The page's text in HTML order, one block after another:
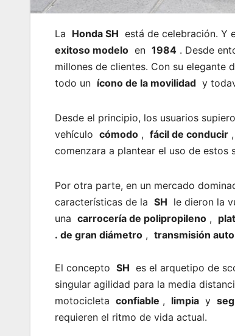
La Honda SH está de celebración. Y
exitoso modelo en 1984 . Desde
millones de clientes. Con su elegante
todo un ícono de la movilidad y
Desde el principio, los usuarios
vehículo cómodo , fácil de conducir ,
comenzara a plantear el uso de estos
Por otra parte, en un mercado
características de la SH le dieron la
una carrocería de polipropileno ,
. de gran diámetro , transmisión
El concepto SH es el arquetipo de
singular agilidad para la media
motocicleta confiable , limpia y
requieren el ritmo de vida actual.